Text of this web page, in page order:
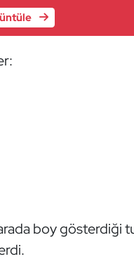
boy gösterdiği